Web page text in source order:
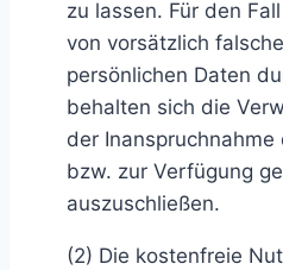
zu lassen. Für den
von vorsätzlich
persönlichen Daten
behalten sich die
der
bzw. zur Verfügung
auszuschließen.
(2) Die kostenfreie